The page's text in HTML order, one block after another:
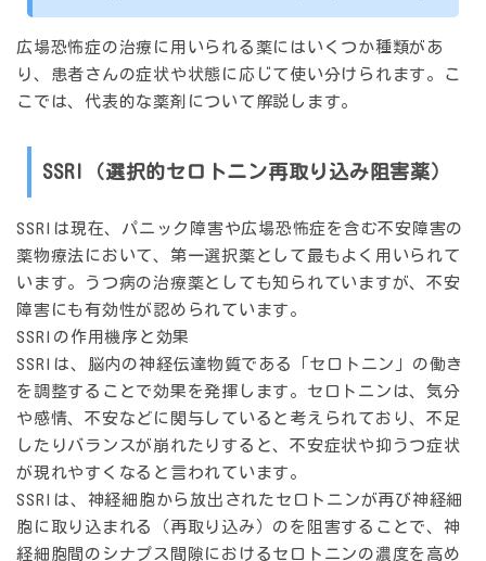
広場恐怖症の治療に用いられる薬にはいくつか種類があ
り、患者さんの症状や状態に応じて使い分けられます。こ
こでは、代表的な薬剤について解説します。
SSRI（選択的セロトニン再取り込み阻害薬）
SSRIは現在、パニック障害や広場恐怖症を含む不安障害の
薬物療法において、第一選択薬として最もよく用いられて
います。うつ病の治療薬としても知られていますが、不安
障害にも有効性が認められています。
SSRIの作用機序と効果
SSRIは、脳内の神経伝達物質である「セロトニン」の働き
を調整することで効果を発揮します。セロトニンは、気分
や感情、不安などに関与していると考えられており、不足
したりバランスが崩れたりすると、不安症状や抑うつ症状
が現れやすくなると言われています。
SSRIは、神経細胞から放出されたセロトニンが再び神経細
胞に取り込まれる（再取り込み）のを阻害することで、神
経細胞間のシナプス間隙におけるセロトニンの濃度を高め